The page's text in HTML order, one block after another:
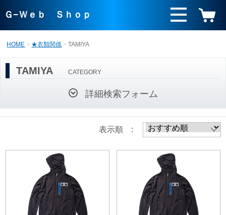
Ｇ−Ｗｅｂ Ｓｈｏｐ
HOME ★衣類関係 TAMIYA
TAMIYA CATEGORY
詳細検索フォーム
表示順 :